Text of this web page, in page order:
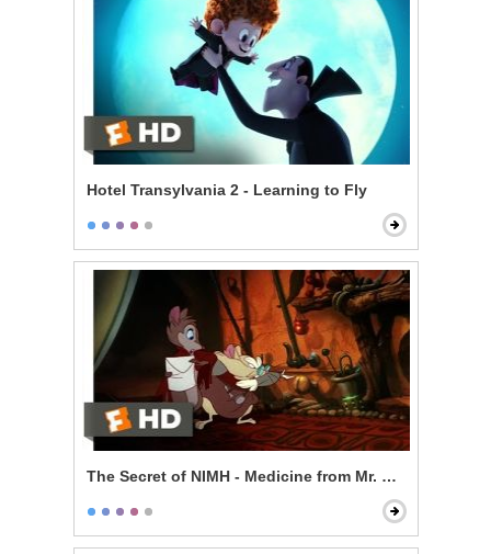
Hotel Transylvania 2 - Learning to Fly
The Secret of NIMH - Medicine from Mr. Ages